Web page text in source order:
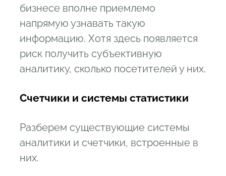
бизнесе вполне приемлемо
напрямую узнавать такую
информацию. Хотя здесь появляется
риск получить субъективную
аналитику, сколько посетителей у них.
Счетчики и системы статистики
Разберем существующие системы
аналитики и счетчики, встроенные в
них.